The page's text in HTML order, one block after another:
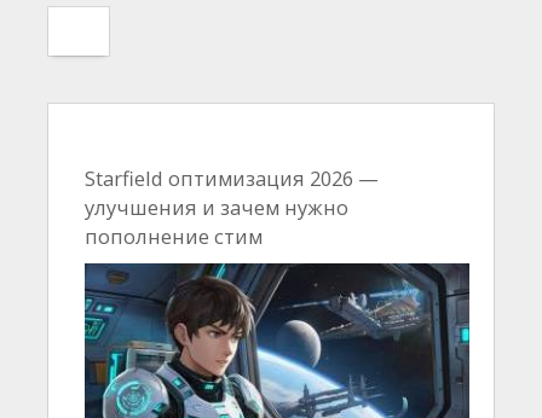
Starfield оптимизация 2026 —
улучшения и зачем нужно
пополнение стим